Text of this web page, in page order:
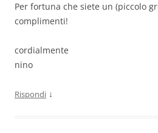
Per fortuna che siete un (piccolo
complimenti!
cordialmente
nino
Rispondi ↓